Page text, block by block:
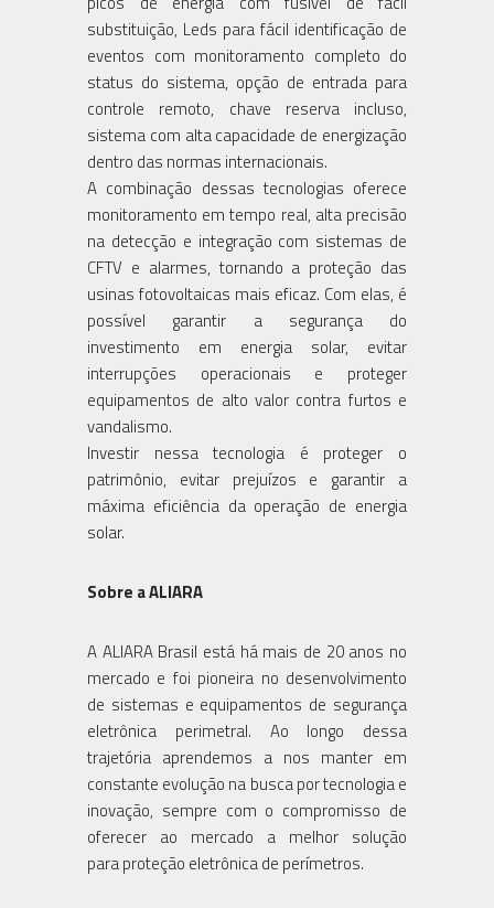
substituição, Leds para fácil identificação de
eventos com monitoramento completo do
status do sistema, opção de entrada para
controle remoto, chave reserva incluso,
sistema com alta capacidade de energização
dentro das normas internacionais.
A combinação dessas tecnologias oferece
monitoramento em tempo real, alta precisão
na detecção e integração com sistemas de
CFTV e alarmes, tornando a proteção das
usinas fotovoltaicas mais eficaz. Com elas, é
possível garantir a segurança do
investimento em energia solar, evitar
interrupções operacionais e proteger
equipamentos de alto valor contra furtos e
vandalismo.
Investir nessa tecnologia é proteger o
patrimônio, evitar prejuízos e garantir a
máxima eficiência da operação de energia
solar.
Sobre a ALIARA
A ALIARA Brasil está há mais de 20 anos no
mercado e foi pioneira no desenvolvimento
de sistemas e equipamentos de segurança
eletrônica perimetral. Ao longo dessa
trajetória aprendemos a nos manter em
constante evolução na busca por tecnologia e
inovação, sempre com o compromisso de
oferecer ao mercado a melhor solução
para proteção eletrônica de perímetros.